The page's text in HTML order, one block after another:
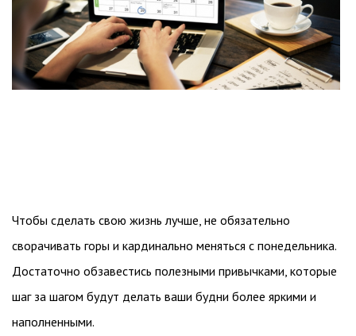
Чтобы сделать свою жизнь лучше, не обязательно
сворачивать горы и кардинально меняться с понедельника.
Достаточно обзавестись полезными привычками, которые
шаг за шагом будут делать ваши будни более яркими и
наполненными.